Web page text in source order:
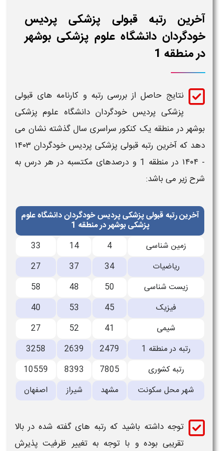
آخرین رتبه قبولی پزشکی پردیس
خودگردان دانشگاه علوم پزشکی بوشهر
در منطقه 1
نتایج حاصل از بررسی رتبه و کارنامه های قبولی
پزشکی پردیس خودگردان دانشگاه علوم پزشکی
بوشهر در منطقه یک کنکور سراسری سال گذشته نشان می
دهد که
آخرین رتبه قبولی پزشکی پردیس خودگردان ۱۴۰۳
- ۱۴۰۴
در منطقه 1
و درصدهای مکتسبه در هر درس به
شرح زیر می باشد:
آخرین رتبه قبولی پزشکی پردیس خودگردان دانشگاه علوم
پزشکی بوشهر در منطقه 1
زمین شناسی
4
14
33
ریاضیات
34
37
27
زیست شناسی
50
48
58
فیزیک
45
53
40
شیمی
41
52
27
رتبه در منطقه 1
2479
2639
3258
رتبه کشوری
7805
8393
10559
شهر محل سکونت
مشهد شیراز اصفهان
توجه داشته باشید که رتبه های گفته شده در بالا
تقریبی بوده و با توجه به تغییر ظرفیت پذیرش